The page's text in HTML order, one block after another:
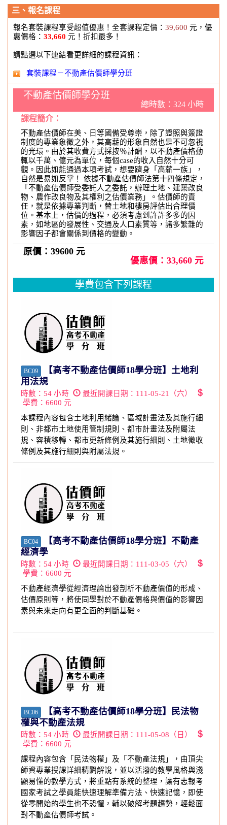
三、報名課程
報名套裝課程享受超值優惠！全套課程定價： 39,600 元，優
惠價格： 33,660 元！折扣最多！
請點選以下連結看更詳細的課程資訊：
套裝課程－不動產估價師學分班
不動產估價師學分班
總時數：324 小時
課程簡介：
不動產估價師在美、日等國備受尊崇，除了證照與簽證
制度的專業象徵之外，其高薪的形象自然也是不可忽視
的光環。由於其收費方式採按％計酬，以不動產價格動
輒以千萬、億元為單位，每個case的收入自然十分可
觀。因此如能通過本項考試，想要躋身「高薪一族」，
自然是易如反掌！ 依據不動產估價師法第十四條規定，
「不動產估價師受委託人之委託，辦理土地、建築改良
物、農作改良物及其權利之估價業務」。估價師的責
任，就是依據專業判斷，替土地和樓房評估出合理價
位。基本上，估價的過程，必須考慮到許許多多的因
素，如地區的發展性、交通及人口素質等，諸多繁雜的
影響因子都會關係到價格的變動。
原價：39600 元
優惠價：33,660 元
學費包含下列課程
BC09
【高考不動產估價師18學分班】土地利
用法規
時數： 54 小時 最近開課日期： 111-05-21（六）
學費： 6600 元
本課程內容包含土地利用緒論、區域計畫法及其施行細
則、非都市土地使用管制規則、都市計畫法及附屬法
規、容積移轉、都市更新條例及其施行細則、土地徵收
條例及其施行細則與附屬法規。
BC04
【高考不動產估價師18學分班】不動產
經濟學
時數： 54 小時 最近開課日期： 111-03-05（六）
學費： 6600 元
不動產經濟學從經濟理論出發剖析不動產價值的形成、
估價原則等，將使同學對於不動產價格與價值的影響因
素與未來走向有更全面的判斷基礎。
BC06
【高考不動產估價師18學分班】民法物
權與不動產法規
時數： 54 小時 最近開課日期： 111-05-08（日）
學費： 6600 元
課程內容包含「民法物權」及「不動產法規」，由頂尖
師資專業授課詳細精闢解說，並以活潑的教學風格與淺
顯易懂的教學方式，將重點有系統的整理，讓有志報考
國家考試之學員能快速理解準備方法、快速記憶，即使
從零開始的學生也不恐懼，輔以破解考題趨勢，輕鬆面
對不動產估價師考試。